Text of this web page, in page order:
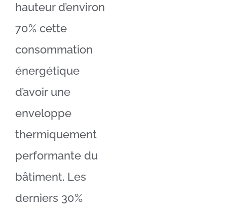
hauteur d’environ
70% cette
consommation
énergétique
d’avoir une
enveloppe
thermiquement
performante du
bâtiment. Les
derniers 30%